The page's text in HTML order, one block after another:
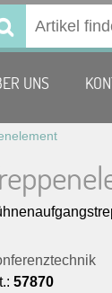
Suchen
UNS
57870